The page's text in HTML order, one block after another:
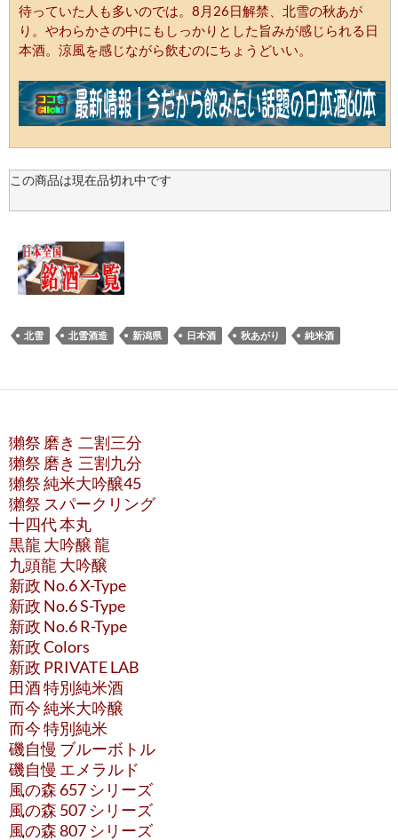
待っていた人も多いのでは。8月26日解禁、北雪の秋あが
り。やわらかさの中にもしっかりとした旨みが感じられる日
本酒。涼風を感じながら飲むのにちょうどいい。
この商品は現在品切れ中です
北雪 北雪酒造 新潟県 日本酒 秋あがり 純米酒
獺祭 磨き 二割三分
獺祭 磨き 三割九分
獺祭 純米大吟醸45
獺祭 スパークリング
十四代 本丸
黒龍 大吟醸 龍
九頭龍 大吟醸
新政 No.6 X-Type
新政 No.6 S-Type
新政 No.6 R-Type
新政 Colors
新政 PRIVATE LAB
田酒 特別純米酒
而今 純米大吟醸
而今 特別純米
磯自慢 ブルーボトル
磯自慢 エメラルド
風の森 657 シリーズ
風の森 507 シリーズ
風の森 807 シリーズ